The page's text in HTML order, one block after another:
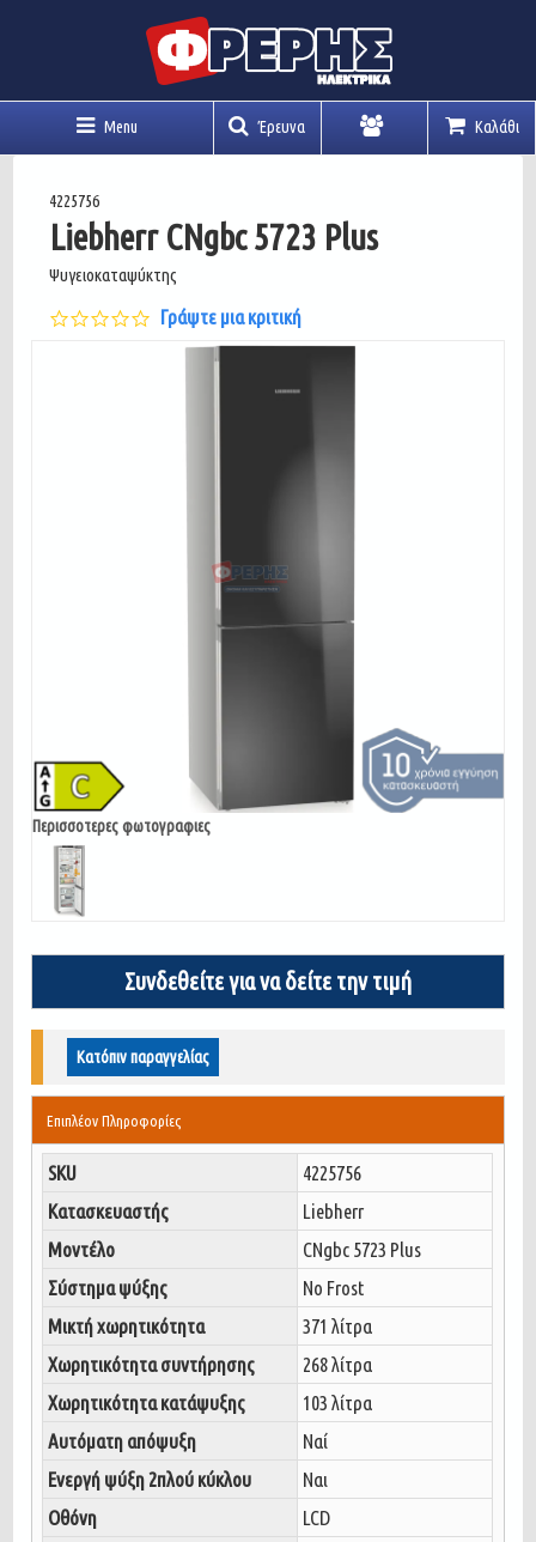
Menu Έρευνα Καλάθι
4225756
Liebherr CNgbc 5723 Plus
Ψυγειοκαταψύκτης
0.0
star
Γράψτε μια κριτική
Περισσοτερες φωτογραφιες
Συνδεθείτε για να δείτε την τιμή
Κατόπιν παραγγελίας
Επιπλέον Πληροφορίες
SKU
4225756
Κατασκευαστής
Liebherr
Μοντέλο
CNgbc 5723 Plus
Σύστημα ψύξης
No Frost
Μικτή χωρητικότητα
371 λίτρα
Χωρητικότητα συντήρησης
268 λίτρα
Χωρητικότητα κατάψυξης
103 λίτρα
Αυτόματη απόψυξη
Ναί
Ενεργή ψύξη 2πλού κύκλου
Ναι
Οθόνη
LCD